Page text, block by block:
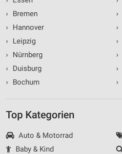
›
Bremen
›
Hannover
›
Leipzig
›
Nürnberg
›
Duisburg
›
Bochum
›
›
›
›
›
›
Top Kategorien
Auto & Motorrad
Baby & Kind